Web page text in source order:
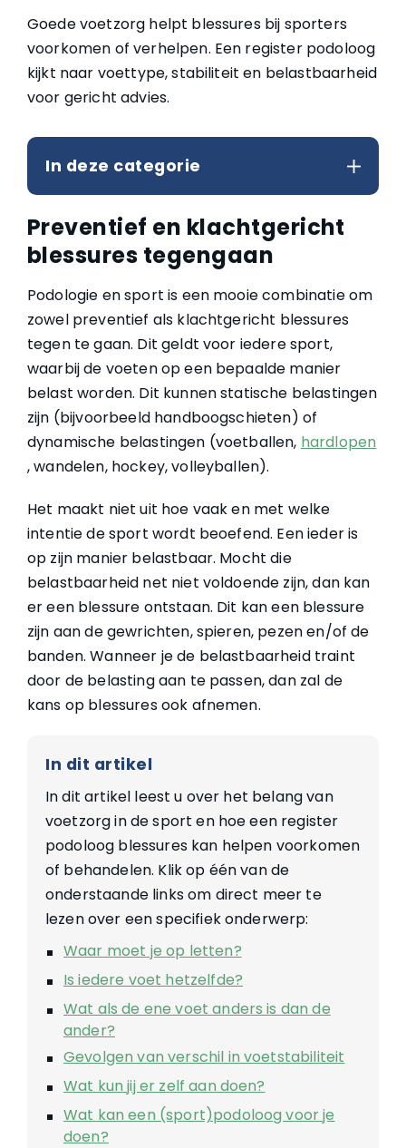
Goede voetzorg helpt blessures bij sporters
voorkomen of verhelpen. Een register podoloog
kijkt naar voettype, stabiliteit en belastbaarheid
voor gericht advies.
In deze categorie
Preventief en klachtgericht
blessures tegengaan
Podologie en sport is een mooie combinatie om
zowel preventief als klachtgericht blessures
tegen te gaan. Dit geldt voor iedere sport,
waarbij de voeten op een bepaalde manier
belast worden. Dit kunnen statische belastingen
zijn (bijvoorbeeld handboogschieten) of
dynamische belastingen (voetballen, hardlopen
, wandelen, hockey, volleyballen).
Het maakt niet uit hoe vaak en met welke
intentie de sport wordt beoefend. Een ieder is
op zijn manier belastbaar. Mocht die
belastbaarheid net niet voldoende zijn, dan kan
er een blessure ontstaan. Dit kan een blessure
zijn aan de gewrichten, spieren, pezen en/of de
banden. Wanneer je de belastbaarheid traint
door de belasting aan te passen, dan zal de
kans op blessures ook afnemen.
In dit artikel
In dit artikel leest u over het belang van
voetzorg in de sport en hoe een register
podoloog blessures kan helpen voorkomen
of behandelen. Klik op één van de
onderstaande links om direct meer te
lezen over een specifiek onderwerp:
Waar moet je op letten?
Is iedere voet hetzelfde?
Wat als de ene voet anders is dan de
ander?
Gevolgen van verschil in voetstabiliteit
Wat kun jij er zelf aan doen?
Wat kan een (sport)podoloog voor je
doen?